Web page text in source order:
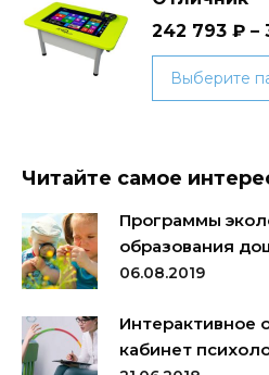
242 793 ₽ –
Выберите
Читайте самое
Программы
образования
06.08.2019
Интерактивное
кабинет